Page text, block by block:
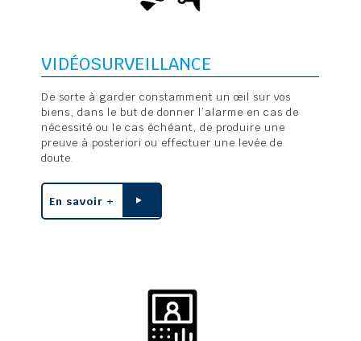
VIDÉOSURVEILLANCE
De sorte à garder constamment un œil sur vos
biens, dans le but de donner l’alarme en cas de
nécessité ou le cas échéant, de produire une
preuve à posteriori ou effectuer une levée de
doute.
En savoir +